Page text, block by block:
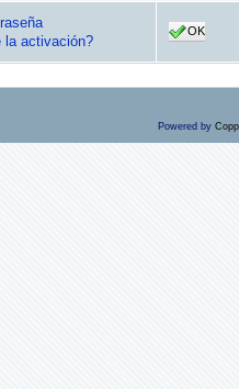
la activación?
OK
Powered by